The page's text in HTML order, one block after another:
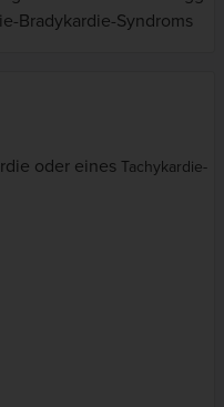
Bradykardie-Syndroms
oder eines Tachykardie-